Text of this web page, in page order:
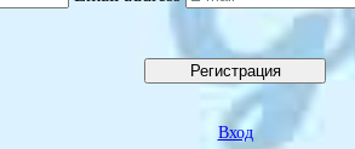
Регистрация
Вход